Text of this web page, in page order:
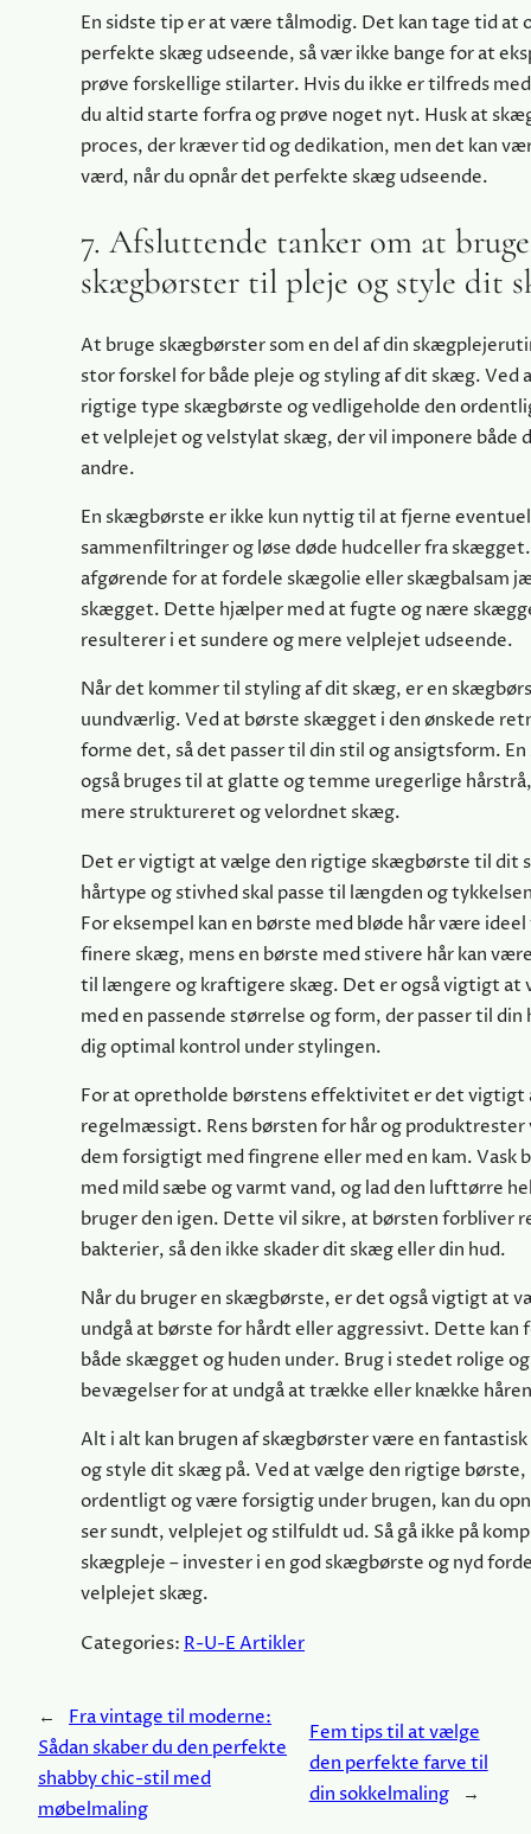
En sidste tip er at være tålmodig. Det kan tage tid at
perfekte skæg udseende, så vær ikke bange for at
prøve forskellige stilarter. Hvis du ikke er tilfreds
du altid starte forfra og prøve noget nyt. Husk at
proces, der kræver tid og dedikation, men det kan
værd, når du opnår det perfekte skæg udseende.
7. Afsluttende tanker om at bruge
skægbørster til pleje og style dit
At bruge skægbørster som en del af din
stor forskel for både pleje og styling af dit skæg. Ved
rigtige type skægbørste og vedligeholde den
et velplejet og velstylat skæg, der vil imponere både
andre.
En skægbørste er ikke kun nyttig til at fjerne
sammenfiltringer og løse døde hudceller fra
afgørende for at fordele skægolie eller skægbalsam
skægget. Dette hjælper med at fugte og nære
resulterer i et sundere og mere velplejet udseende.
Når det kommer til styling af dit skæg, er en
uundværlig. Ved at børste skægget i den ønskede
forme det, så det passer til din stil og ansigtsform.
også bruges til at glatte og temme uregerlige
mere struktureret og velordnet skæg.
Det er vigtigt at vælge den rigtige skægbørste til dit
hårtype og stivhed skal passe til længden og
For eksempel kan en børste med bløde hår være
finere skæg, mens en børste med stivere hår kan
til længere og kraftigere skæg. Det er også vigtigt at
med en passende størrelse og form, der passer til din
dig optimal kontrol under stylingen.
For at opretholde børstens effektivitet er det vigtigt
regelmæssigt. Rens børsten for hår og produktrester
dem forsigtigt med fingrene eller med en kam. Vask
med mild sæbe og varmt vand, og lad den lufttørre
bruger den igen. Dette vil sikre, at børsten forbliver
bakterier, så den ikke skader dit skæg eller din hud.
Når du bruger en skægbørste, er det også vigtigt at
undgå at børste for hårdt eller aggressivt. Dette kan
både skægget og huden under. Brug i stedet rolige
bevægelser for at undgå at trække eller knække
Alt i alt kan brugen af skægbørster være en fantastisk
og style dit skæg på. Ved at vælge den rigtige børste,
ordentligt og være forsigtig under brugen, kan du
ser sundt, velplejet og stilfuldt ud. Så gå ikke på
skægpleje – invester i en god skægbørste og nyd
velplejet skæg.
Categories: R-U-E Artikler
←
Fra vintage til moderne:
Sådan skaber du den perfekte
shabby chic-stil med
møbelmaling
Fem tips til at vælge
den perfekte farve til
din sokkelmaling
→